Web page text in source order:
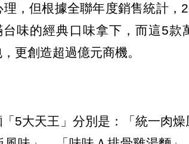
，但根據全聯年度銷售統計，
味的經典口味拿下，而這5款
更創造超過億元商機。
5大天王」分別是：「統一肉燥